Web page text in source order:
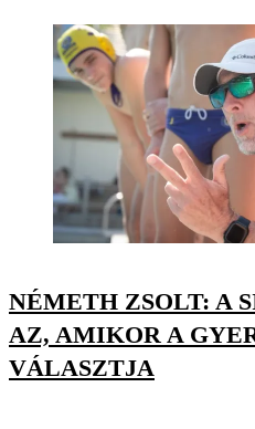
NÉMETH ZSOLT: A
AZ, AMIKOR A
VÁLASZTJA